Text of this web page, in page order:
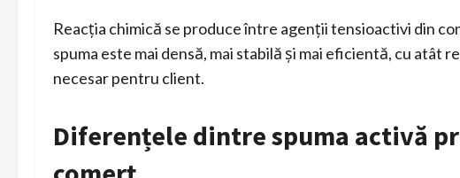
Reacția chimică se produce între agenții tensioactivi din
spuma este mai densă, mai stabilă și mai eficientă, cu atât
necesar pentru client.
Diferențele dintre spuma activă